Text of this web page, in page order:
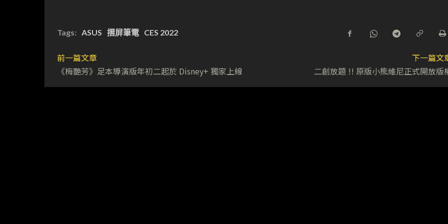
Tags: ASUS 摺屏筆電 CES 2022
前一篇文章
《梅艷芳》足本導演版年初二起於 Disney+ 獨家上線
下一篇文
二創放題 !! 原版小熊維尼正式開放版